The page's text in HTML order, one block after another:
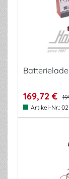
169,72 €
Artikel-Nr.: